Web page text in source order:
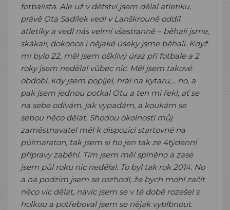
fotbalista. Ale už v dětství jsem dělal atletiku,
právě Ota Sadílek vedl v Lanškrouně oddíl
atletiky a vedl nás velmi všestranně – běhali jsme,
skákali, dokonce i nějaké úseky jsme běhali. Když
mi bylo 22, měl jsem ošklivý úraz při fotbale a 2
roky jsem nedělal vůbec nic. Měl jsem takové
období, kdy jsem popíjel, hrál na kytaru,... no, a
pak jsem jednou potkal Otu a ten mi řekl, ať se
na sebe odívám, jak vypadám, a koukám se
sebou něco dělat. Shodou okolností můj
zaměstnavatel měl k dispozici startovné na
půlmaraton, tak jsem si ho jen tak ze 4týdenní
přípravy zaběhl. Tím jsem měl splněno a zase
jsem půl roku nic nedělal. To byl tak rok 2014. No
a na podzim jsem se rozhodl, že bych mohl začít
něco víc dělat, navíc jsem se v té době rozešel s
holkou a potřeboval jsem se nějak vyblbnout.